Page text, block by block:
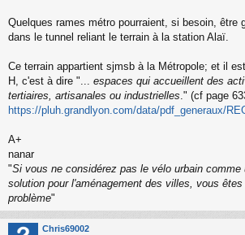
n
u
Quelques rames métro pourraient, si besoin, être
dans le tunnel reliant le terrain à la station Alaï.
Ce terrain appartient sjmsb à la Métropole; et il
H, c'est à dire "... espaces qui accueillent des
tertiaires, artisanales ou industrielles." (cf page
https://pluh.grandlyon.com/data/pdf_generaux/
A+
nanar
"Si vous ne considérez pas le vélo urbain comme
solution pour l'aménagement des villes, vous
problème"
Chris69002